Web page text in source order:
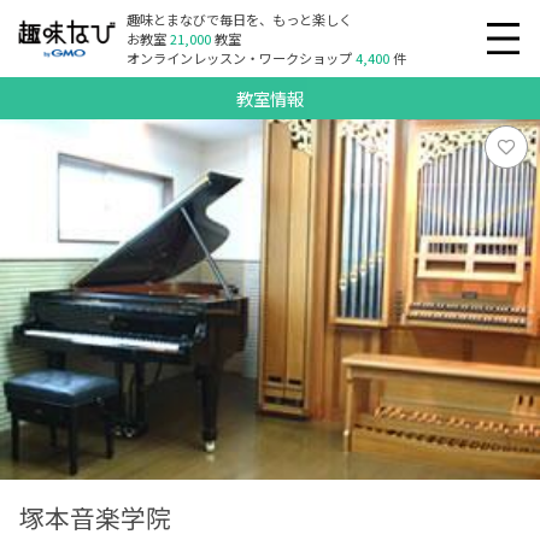
趣味とまなびで毎日を、もっと楽しく
お教室21,000教室
オンラインレッスン・ワークショップ4,400件
教室情報
塚本音楽学院